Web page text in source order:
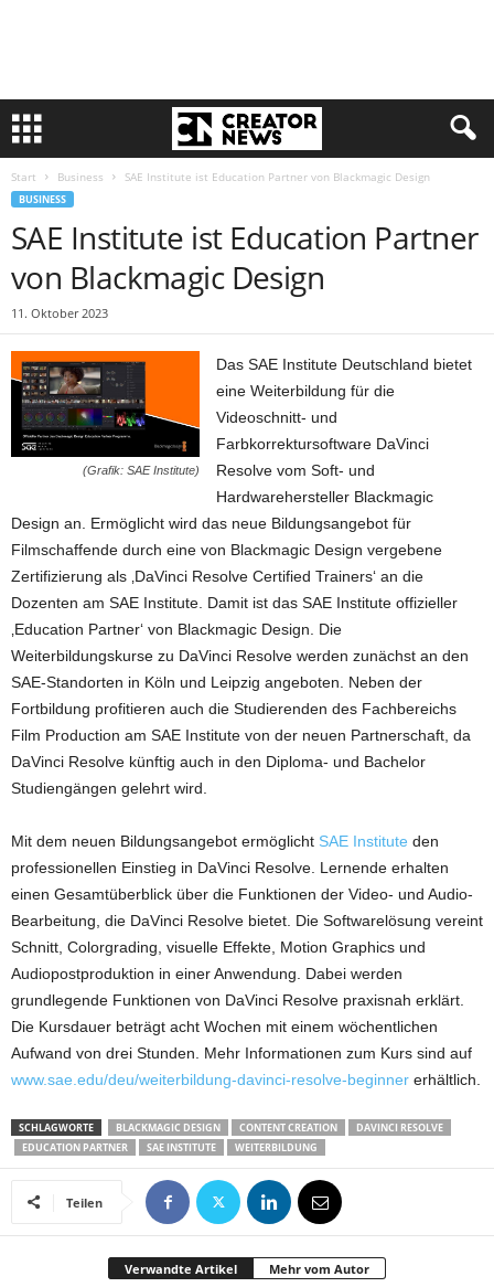
Start Business SAE Institute ist Education Partner von Blackmagic Design
BUSINESS
SAE Institute ist Education Partner
von Blackmagic Design
11. Oktober 2023
(Grafik: SAE Institute)
Das SAE Institute Deutschland bietet
eine Weiterbildung für die
Videoschnitt- und
Farbkorrektursoftware DaVinci
Resolve vom Soft- und
Hardwarehersteller Blackmagic
Design an. Ermöglicht wird das neue Bildungsangebot für
Filmschaffende durch eine von Blackmagic Design vergebene
Zertifizierung als ‚DaVinci Resolve Certified Trainers‘ an die
Dozenten am SAE Institute. Damit ist das SAE Institute offizieller
‚Education Partner‘ von Blackmagic Design. Die
Weiterbildungskurse zu DaVinci Resolve werden zunächst an den
SAE-Standorten in Köln und Leipzig angeboten. Neben der
Fortbildung profitieren auch die Studierenden des Fachbereichs
Film Production am SAE Institute von der neuen Partnerschaft, da
DaVinci Resolve künftig auch in den Diploma- und Bachelor
Studiengängen gelehrt wird.
Mit dem neuen Bildungsangebot ermöglicht SAE Institute den
professionellen Einstieg in DaVinci Resolve. Lernende erhalten
einen Gesamtüberblick über die Funktionen der Video- und Audio-
Bearbeitung, die DaVinci Resolve bietet. Die Softwarelösung vereint
Schnitt, Colorgrading, visuelle Effekte, Motion Graphics und
Audiopostproduktion in einer Anwendung. Dabei werden
grundlegende Funktionen von DaVinci Resolve praxisnah erklärt.
Die Kursdauer beträgt acht Wochen mit einem wöchentlichen
Aufwand von drei Stunden. Mehr Informationen zum Kurs sind auf
www.sae.edu/deu/weiterbildung-davinci-resolve-beginner erhältlich.
SCHLAGWORTE BLACKMAGIC DESIGN CONTENT CREATION
DAVINCI RESOLVE
EDUCATION PARTNER
SAE INSTITUTE WEITERBILDUNG
Teilen
Verwandte Artikel Mehr vom Autor